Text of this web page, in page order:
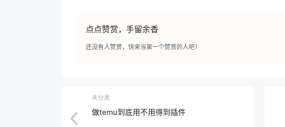
点点赞赏，手留余香
还没有人赞赏，快来当第一个赞赏的人吧！
未分类
做temu到底用不用得到插件